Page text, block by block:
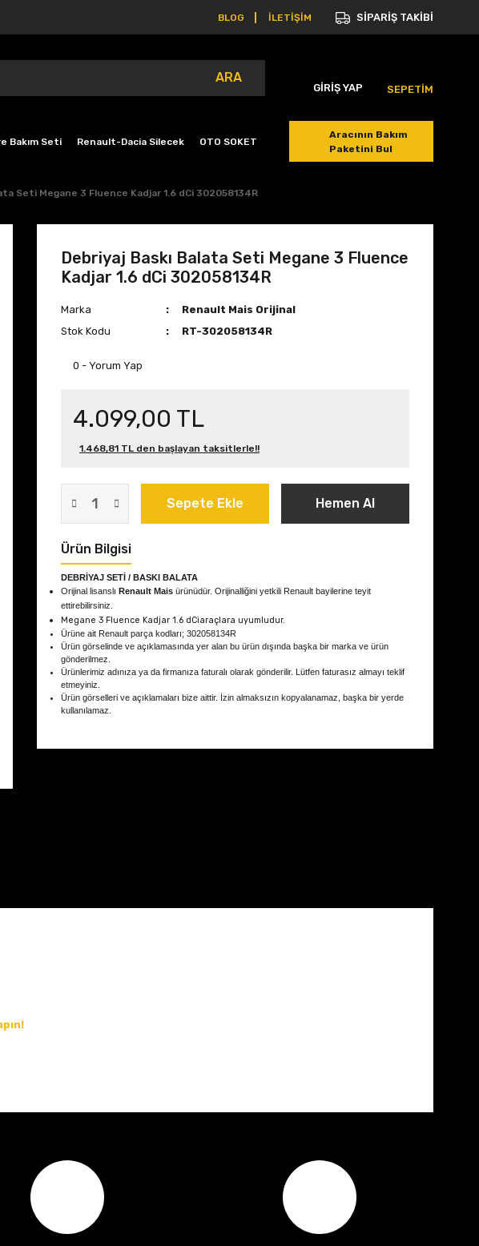
BLOG İLETİŞİM SİPARİŞ TAKİBİ
ARA
GİRİŞ YAP SEPETİM
Bakım Seti Renault-Dacia Silecek OTO SOKET
Aracının Bakım
Paketini Bul
Seti Megane 3 Fluence Kadjar 1.6 dCi 302058134R
Debriyaj Baskı Balata Seti Megane 3 Fluence
Kadjar 1.6 dCi 302058134R
Marka
Renault Mais Orijinal
Stok Kodu
RT-302058134R
0 - Yorum Yap
4.099,00 TL
1.468,81 TL den başlayan taksitlerle!!
Sepete Ekle Hemen Al
Ürün Bilgisi
DEBRİYAJ SETİ / BASKI BALATA
Orijinal lisanslı Renault Mais ürünüdür. Orijinalliğini yetkili Renault bayilerine teyit
ettirebilirsiniz.
Megane 3 Fluence Kadjar 1.6 dCiaraçlara uyumludur.
Ürüne ait Renault parça kodları; 302058134R
Ürün görselinde ve açıklamasında yer alan bu ürün dışında başka bir marka ve ürün
gönderilmez.
Ürünlerimiz adınıza ya da firmanıza faturalı olarak gönderilir. Lütfen faturasız almayı teklif
etmeyiniz.
Ürün görselleri ve açıklamaları bize aittir. İzin almaksızın kopyalanamaz, başka bir yerde
kullanılamaz.